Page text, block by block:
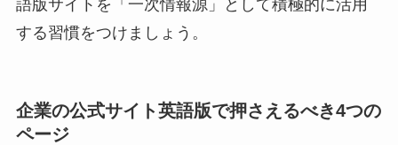
語版サイトを「一次情報源」として積極的に活用
する習慣をつけましょう。
企業の公式サイト英語版で押さえるべき4つの
ページ